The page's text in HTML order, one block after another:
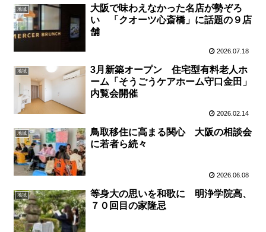
地域
大阪で味わえなかった名店が勢ぞろ
い 「クオーツ心斎橋」に話題の９店
舗
2026.07.18
地域
3月新築オープン 住宅型有料老人ホ
ーム「そうごうケアホーム守口金田」
内覧会開催
2026.02.14
地域
鳥取移住に高まる関心 大阪の相談会
に若者ら続々
2026.06.08
地域
等身大の思いを和歌に 明浄学院高、
７０回目の家隆忌